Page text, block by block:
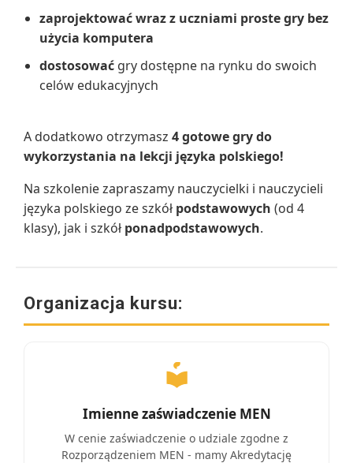
zaprojektować wraz z uczniami proste gry bez
użycia komputera
dostosować gry dostępne na rynku do swoich
celów edukacyjnych
A dodatkowo otrzymasz 4 gotowe gry do
wykorzystania na lekcji języka polskiego!
Na szkolenie zapraszamy nauczycielki i nauczycieli
języka polskiego ze szkół podstawowych (od 4
klasy), jak i szkół ponadpodstawowych.
Organizacja kursu:
Imienne zaświadczenie MEN
W cenie zaświadczenie o udziale zgodne z
Rozporządzeniem MEN - mamy Akredytację